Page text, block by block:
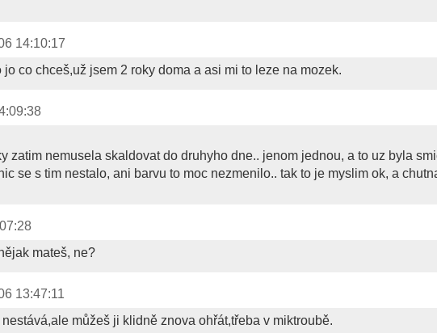
14:10:17
co chceš,už jsem 2 roky doma a asi mi to leze na mozek.
zatim nemusela skaldovat do druhyho dne.. jenom jednou, a to uz byla
se s tim nestalo, ani barvu to moc nezmenilo.. tak to je myslim ok, a
mateš, ne?
13:47:11
můžeš ji klidně znova ohřát,třeba v miktroubě.